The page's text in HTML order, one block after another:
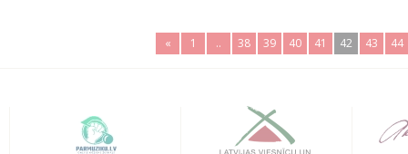
« 1 .. 38 39 40 41 42 43 44